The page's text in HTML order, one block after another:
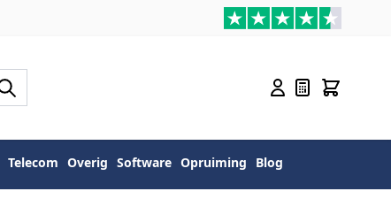
Telecom Overig Software Opruiming Blog